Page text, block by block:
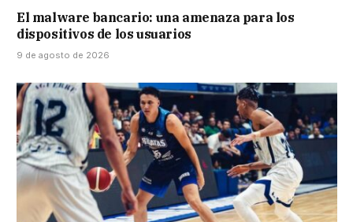
El malware bancario: una amenaza para los
dispositivos de los usuarios
9 de agosto de 2026